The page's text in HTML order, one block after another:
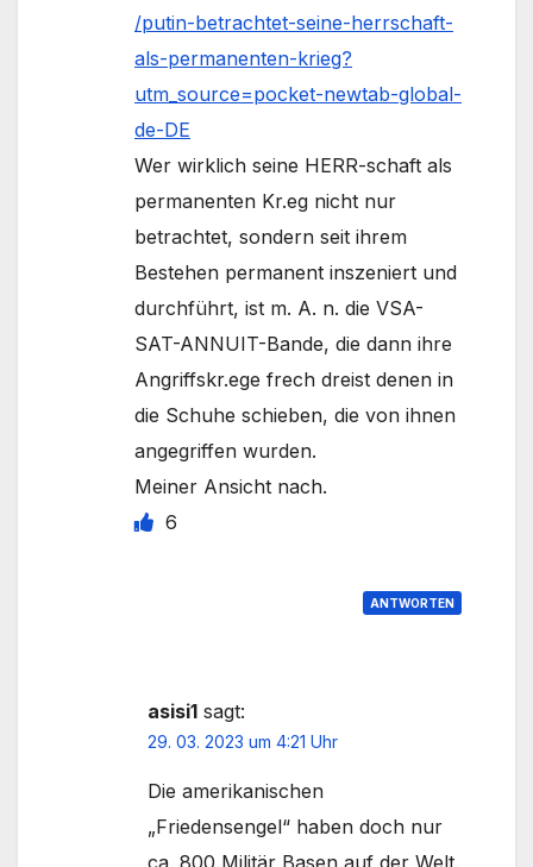
/putin-betrachtet-seine-herrschaft-
als-permanenten-krieg?
utm_source=pocket-newtab-global-
de-DE
Wer wirklich seine HERR-schaft als
permanenten Kr.eg nicht nur
betrachtet, sondern seit ihrem
Bestehen permanent inszeniert und
durchführt, ist m. A. n. die VSA-
SAT-ANNUIT-Bande, die dann ihre
Angriffskr.ege frech dreist denen in
die Schuhe schieben, die von ihnen
angegriffen wurden.
Meiner Ansicht nach.
6
ANTWORTEN
asisi1 sagt:
29. 03. 2023 um 4:21 Uhr
Die amerikanischen
„Friedensengel“ haben doch nur
ca. 800 Militär Basen auf der Welt.